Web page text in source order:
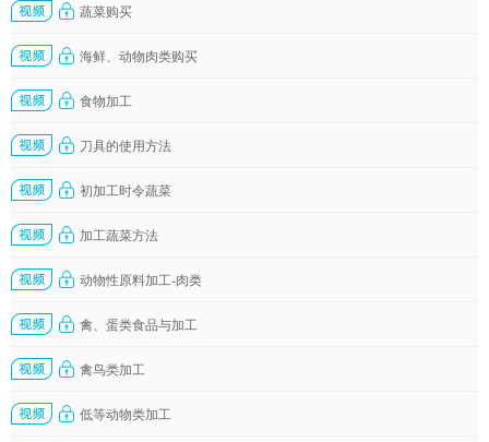
蔬菜购买
海鲜、动物肉类购买
食物加工
刀具的使用方法
初加工时令蔬菜
加工蔬菜方法
动物性原料加工-肉类
禽、蛋类食品与加工
禽鸟类加工
低等动物类加工